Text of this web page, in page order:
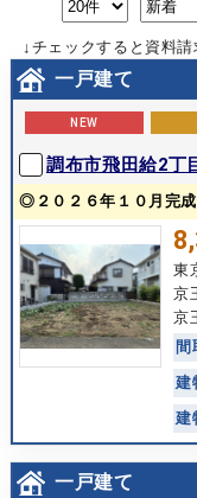
↓チェックすると資料
一戸建て
NEW
調布市飛田給2丁
◎２０２６年１０月完
東
京
京
間
建
建
一戸建て